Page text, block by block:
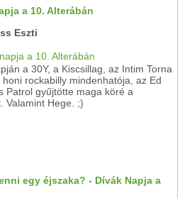
a 10. Alterábán
Eszti
a 30Y, a Kiscsillag, az Intim Torna
rockabilly mindenhatója, az Ed
Patrol gyűjtötte maga köré a
Valamint Hege. ;)
egy éjszaka? - Dívák Napja a